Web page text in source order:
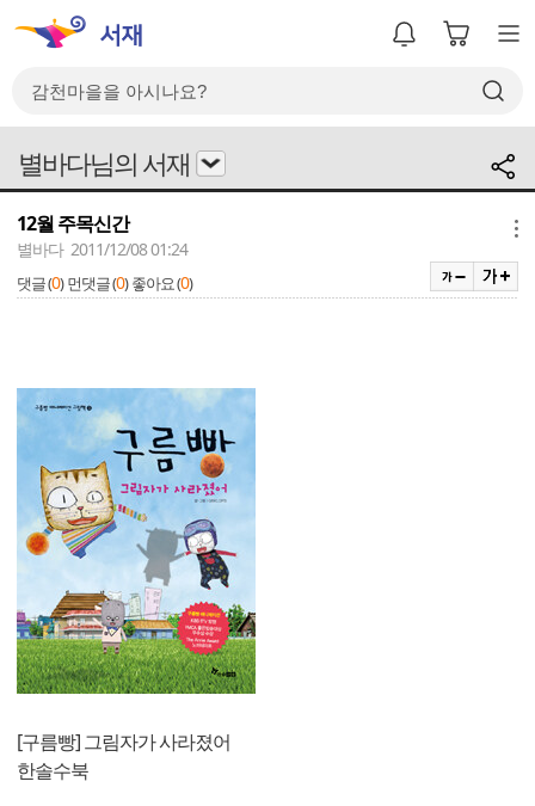
별바다님의 서재
12월 주목신간
별바다 2011/12/08 01:24
댓글 (0) 먼댓글 (0) 좋아요 (0)
[구름빵] 그림자가 사라졌어
한솔수북